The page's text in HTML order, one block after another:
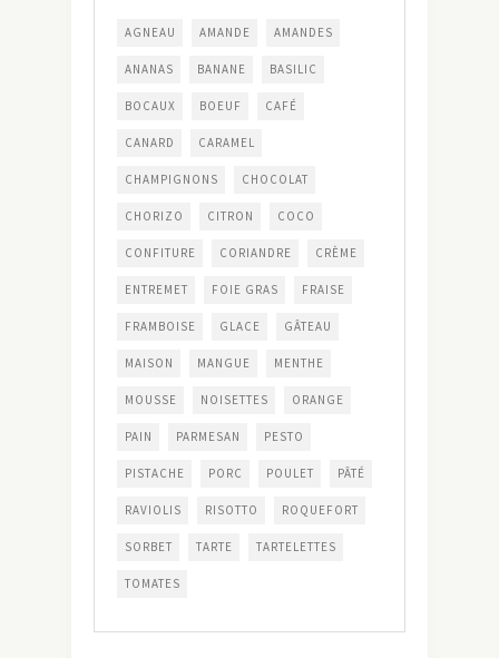
AGNEAU AMANDE AMANDES
ANANAS BANANE BASILIC
BOCAUX BOEUF CAFÉ
CANARD CARAMEL
CHAMPIGNONS CHOCOLAT
CHORIZO CITRON COCO
CONFITURE CORIANDRE CRÈME
ENTREMET FOIE GRAS FRAISE
FRAMBOISE GLACE GÂTEAU
MAISON MANGUE MENTHE
MOUSSE NOISETTES ORANGE
PAIN PARMESAN PESTO
PISTACHE PORC POULET PÂTÉ
RAVIOLIS RISOTTO ROQUEFORT
SORBET TARTE TARTELETTES
TOMATES